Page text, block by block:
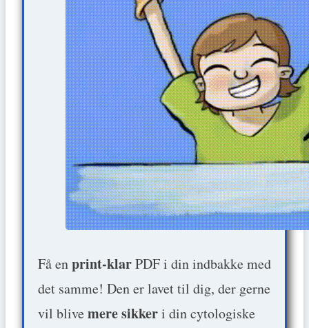
Få enprint-klarPDF i din indbakke med
det samme! Den er lavet til dig, der gerne
vil blivemere sikkeri din cytologiske